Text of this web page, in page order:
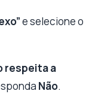
e selecione o
respeita a
Não.